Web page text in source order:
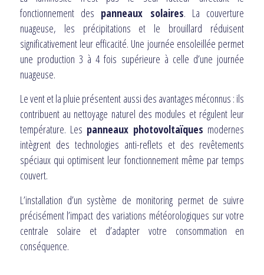
fonctionnement des panneaux solaires. La couverture
nuageuse, les précipitations et le brouillard réduisent
significativement leur efficacité. Une journée ensoleillée permet
une production 3 à 4 fois supérieure à celle d’une journée
nuageuse.
Le vent et la pluie présentent aussi des avantages méconnus : ils
contribuent au nettoyage naturel des modules et régulent leur
température. Les panneaux photovoltaïques modernes
intègrent des technologies anti-reflets et des revêtements
spéciaux qui optimisent leur fonctionnement même par temps
couvert.
L’installation d’un système de monitoring permet de suivre
précisément l’impact des variations météorologiques sur votre
centrale solaire et d’adapter votre consommation en
conséquence.